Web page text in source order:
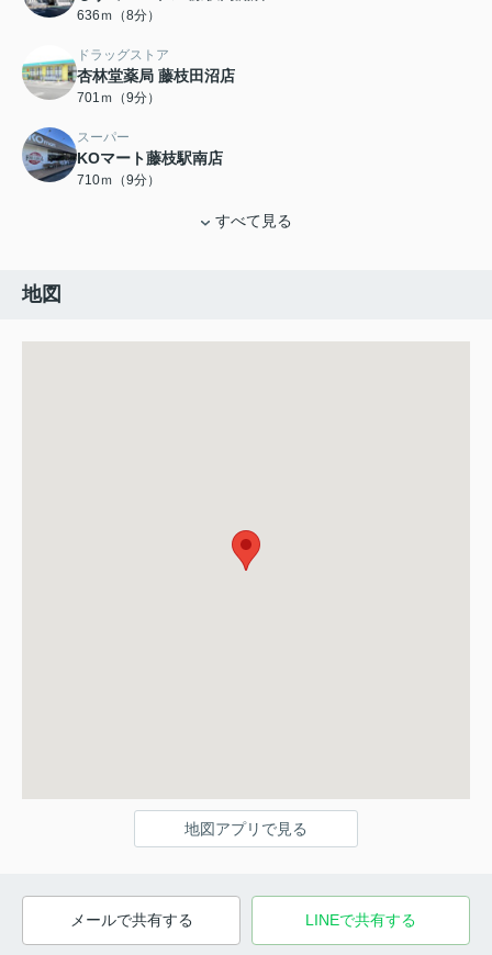
636ｍ（8分）
ドラッグストア
杏林堂薬局 藤枝田沼店
701ｍ（9分）
スーパー
KOマート藤枝駅南店
710ｍ（9分）
すべて見る
地図
地図アプリで見る
メールで共有する LINEで共有する